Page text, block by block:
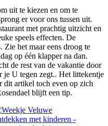
uit te kiezen en om te
er voor ons tussen uit.
met prachtig uitzicht en
speels effecten. De
Zie het maar eens droog te
op één klapper na dan.
de rest van de vakantie door
je U tegen zegt.. Het littekentje
dit artikel toch even op zich
blijft een tip.